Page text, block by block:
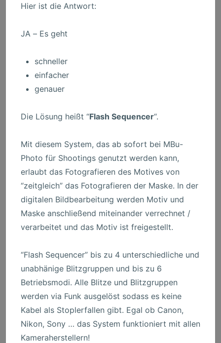
Hier ist die Antwort:
JA – Es geht
schneller
einfacher
genauer
Die Lösung heißt “Flash Sequencer“.
Mit diesem System, das ab sofort bei MBu-
Photo für Shootings genutzt werden kann,
erlaubt das Fotografieren des Motives von
“zeitgleich” das Fotografieren der Maske. In der
digitalen Bildbearbeitung werden Motiv und
Maske anschließend miteinander verrechnet /
verarbeitet und das Motiv ist freigestellt.
“Flash Sequencer” bis zu 4 unterschiedliche und
unabhänige Blitzgruppen und bis zu 6
Betriebsmodi. Alle Blitze und Blitzgruppen
werden via Funk ausgelöst sodass es keine
Kabel als Stoplerfallen gibt. Egal ob Canon,
Nikon, Sony … das System funktioniert mit allen
Kameraherstellern!